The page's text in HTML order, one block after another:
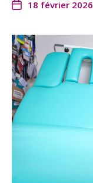
18 février 2026